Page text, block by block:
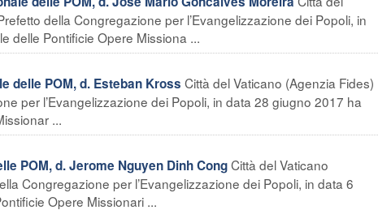
della Congregazione per l’Evangelizzazione dei Popoli, in
delle Pontificie Opere Missiona ...
delle POM, d. Esteban Kross Città del Vaticano (Agenzia Fides)
per l’Evangelizzazione dei Popoli, in data 28 giugno 2017 ha
...
POM, d. Jerome Nguyen Dinh CongCittà del Vaticano
Congregazione per l’Evangelizzazione dei Popoli, in data 6
Opere Missionari ...